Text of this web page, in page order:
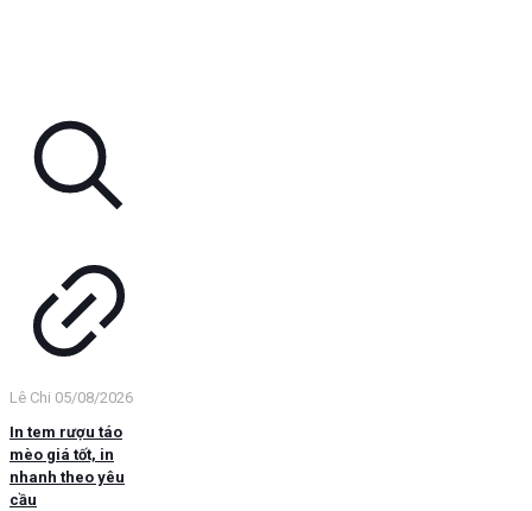
Lê Chi 05/08/2026
In tem rượu táo
mèo giá tốt, in
nhanh theo yêu
cầu